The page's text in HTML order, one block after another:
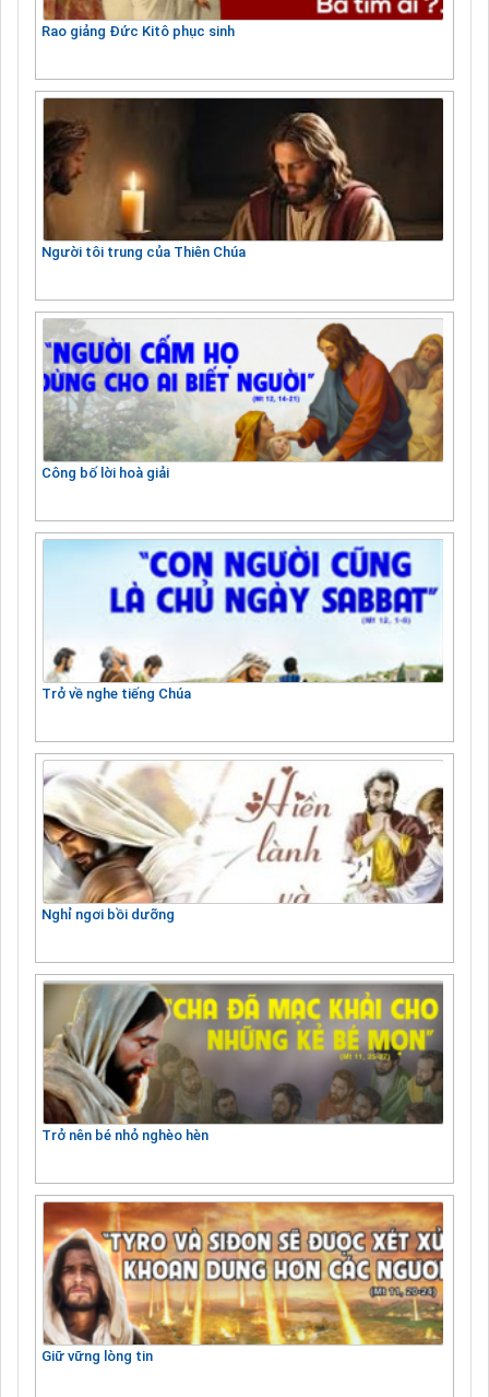
Rao giảng Đức Kitô phục sinh
Người tôi trung của Thiên Chúa
Công bố lời hoà giải
Trở về nghe tiếng Chúa
Nghỉ ngơi bồi dưỡng
Trở nên bé nhỏ nghèo hèn
Giữ vững lòng tin